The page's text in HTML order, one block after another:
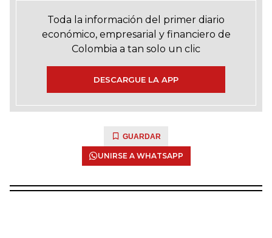
Toda la información del primer diario
económico, empresarial y financiero de
Colombia a tan solo un clic
DESCARGUE LA APP
GUARDAR
UNIRSE A WHATSAPP